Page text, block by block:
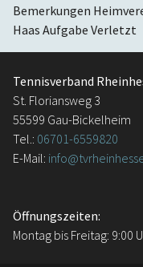
Bemerkungen
Haas Aufgabe Verletzt
Tennisverband
St. Floriansweg 3
55599 Gau-Bickelheim
Tel.: 06701-6559820
E-Mail:
Öffnungszeiten:
Montag bis Freitag: 9:00